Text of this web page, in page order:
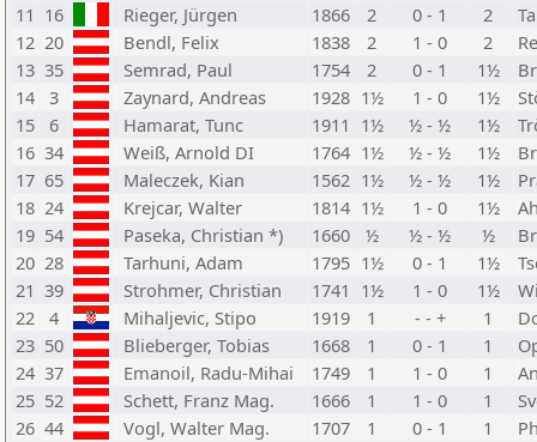
11 16 Rieger, Jürgen 1866 2 0 - 1 2
12 20 Bendl, Felix 1838 2 1 - 0 2
13 35 Semrad, Paul 1754 2 0 - 1 1½
14
3 Zaynard, Andreas 1928 1½ 1 - 0 1½
15
6 Hamarat, Tunc 1911 1½ ½ - ½ 1½
16 34 Weiß, Arnold DI 1764 1½ ½ - ½ 1½
17 65 Maleczek, Kian 1562 1½ ½ - ½ 1½
18 24 Krejcar, Walter 1814 1½ 1 - 0 1½
19 54 Paseka, Christian *) 1660 ½ ½ - ½ ½
20 28 Tarhuni, Adam 1795 1½ 0 - 1 1½
21 39 Strohmer, Christian 1741 1½ 1 - 0 1½
22
4 Mihaljevic, Stipo 1919 1 - - + 1
23 50 Blieberger, Tobias 1668 1 0 - 1 1
24 37 Emanoil, Radu-Mihai 1749 1 1 - 0 1
25 52 Schett, Franz Mag. 1666 1 1 - 0 1
26 44 Vogl, Walter Mag. 1707 1 0 - 1 1